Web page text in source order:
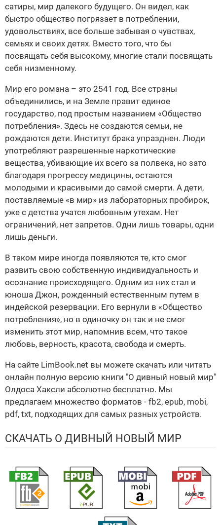
сатиры, мир далекого будущего. Он видел, как
быстро общество погрязает в потреблении,
удовольствиях, все больше забывая о чувствах,
семьях и своих детях. Вместо того, что бы
посвящать себя высокому, многие стали посвящать
себя низменному.
Мир его романа – это 2541 год. Все страны
объединились, и на Земле правит единое
государство, под простым названием «Общество
потребления». Здесь не создаются семьи, не
рождаются дети. Институт брака упразднен. Люди
употребляют разрешенные наркотические
вещества, убивающие их всего за полвека, но зато
благодаря прогрессу медицины, остаются
молодыми и красивыми до самой смерти. А дети,
поставляемые «в мир» из лабораторных пробирок,
уже с детства учатся любовным утехам. Нет
ограничений, нет запретов. Одни лишь товары, одни
лишь деньги.
В таком мире иногда появляются те, кто смог
развить свою собственную индивидуальность и
осознание происходящего. Одним из них стал и
юноша Джон, рожденный естественным путем в
индейской резервации. Его вернули в «Общество
потребления», но в одиночку он так и не смог
изменить этот мир, напомнив всем, что такое
любовь, верность, красота, свобода и смерть.
На сайте LimBook.net вы можете скачать или читать
онлайн полную версию книги "О дивный новый мир"
Олдоса Хаксли абсолютно бесплатно. Мы
предлагаем множество форматов - fb2, epub, mobi,
pdf, txt, подходящих для самых разных устройств.
СКАЧАТЬ О ДИВНЫЙ НОВЫЙ МИР